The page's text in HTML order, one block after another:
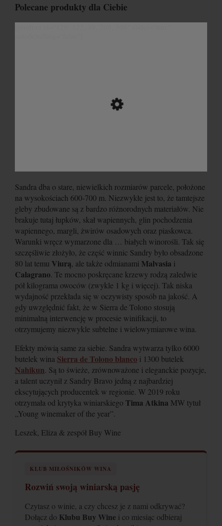
Polecane produkty dla Ciebie
Sandra dba o stare, niewielkich rozmiarów parcele, położone
na wysokościach 600-700 m. Niezwykłe jest to, że tamtejsze
gleby zbudowane są z bardzo różnorodnych materiałów. Nie
brakuje tutaj łupków, skał wapiennych, glin pochodzenia
wapiennego, margli, żwirów osadowych oraz piaskowca.
Warunki wręcz wymarzone dla … białych winorośli. Tak się
szczęśliwie złożyło, że część winnic Sandry było obsadzone
80 lat temu Viurą, ale także odmianami Malvasia i
Calagrano. Te mocno poskręcane krzewy rodzą zaledwie
pół kilograma owoców (zwykle 1 kg i więcej). Tak niska
wydajność przekłada się w oczywisty sposób na jakość. A
gdy uwzględnić fakt, że w Sierra de Tolono stosują
minimalną interwencję w procesie winifikacji, to
otrzymujemy niezwykle subtelne i wielowymiarowe wina.
Efekty mówią same za siebie. Sandra wytwarza tylko 6000
butelek wina Sierra de Tolono blanco i 1300 butelek
Nahikun. Są to świeże, zrównoważone i eleganckie pozycje,
a talent uczynił z Sandry Bravo jedną z najbardziej
ekscytujących producentek w regionie. W 2019 roku
otrzymała od krytyka winiarskiego Tima Atkina MW tytuł
„Young winemaker of the year”.
Leszek, Eliza & zespół Buy Wine
KLUB MIŁOŚNIKÓW WINA
Rozwiń swoją winiarską pasję
Czytasz o winie, a czy chcesz je z nami odkrywać?
Dołącz do Klubu Buy Wine i co miesiąc odbieraj